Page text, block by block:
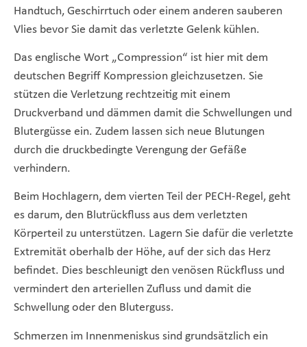
Handtuch, Geschirrtuch oder einem anderen sauberen
Vlies bevor Sie damit das verletzte Gelenk kühlen.
Das englische Wort „Compression“ ist hier mit dem
deutschen Begriff Kompression gleichzusetzen. Sie
stützen die Verletzung rechtzeitig mit einem
Druckverband und dämmen damit die Schwellungen und
Blutergüsse ein. Zudem lassen sich neue Blutungen
durch die druckbedingte Verengung der Gefäße
verhindern.
Beim Hochlagern, dem vierten Teil der PECH-Regel, geht
es darum, den Blutrückfluss aus dem verletzten
Körperteil zu unterstützen. Lagern Sie dafür die verletzte
Extremität oberhalb der Höhe, auf der sich das Herz
befindet. Dies beschleunigt den venösen Rückfluss und
vermindert den arteriellen Zufluss und damit die
Schwellung oder den Bluterguss.
Schmerzen im Innenmeniskus sind grundsätzlich ein